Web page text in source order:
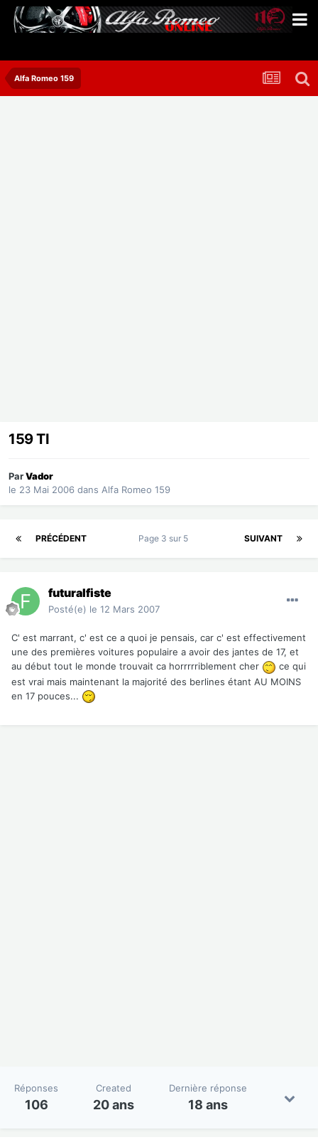
Alfa Romeo 159
159 TI
ParVador
le 23 Mai 2006 dans Alfa Romeo 159
PRÉCÉDENT SUIVANT
Page 3 sur 5
futuralfiste
Posté(e) le 12 Mars 2007
C' est marrant, c' est ce a quoi je pensais, car c' est effectivement
une des premières voitures populaire a avoir des jantes de 17, et
au début tout le monde trouvait ca horrrrriblement cher
ce qui
est vrai mais maintenant la majorité des berlines étant AU MOINS
en 17 pouces...
Réponses
106
Created
20 ans
Dernière réponse
18 ans